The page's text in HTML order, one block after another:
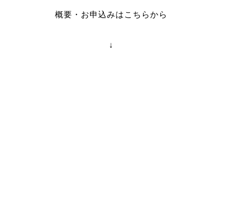
概要・お申込みはこちらから
↓